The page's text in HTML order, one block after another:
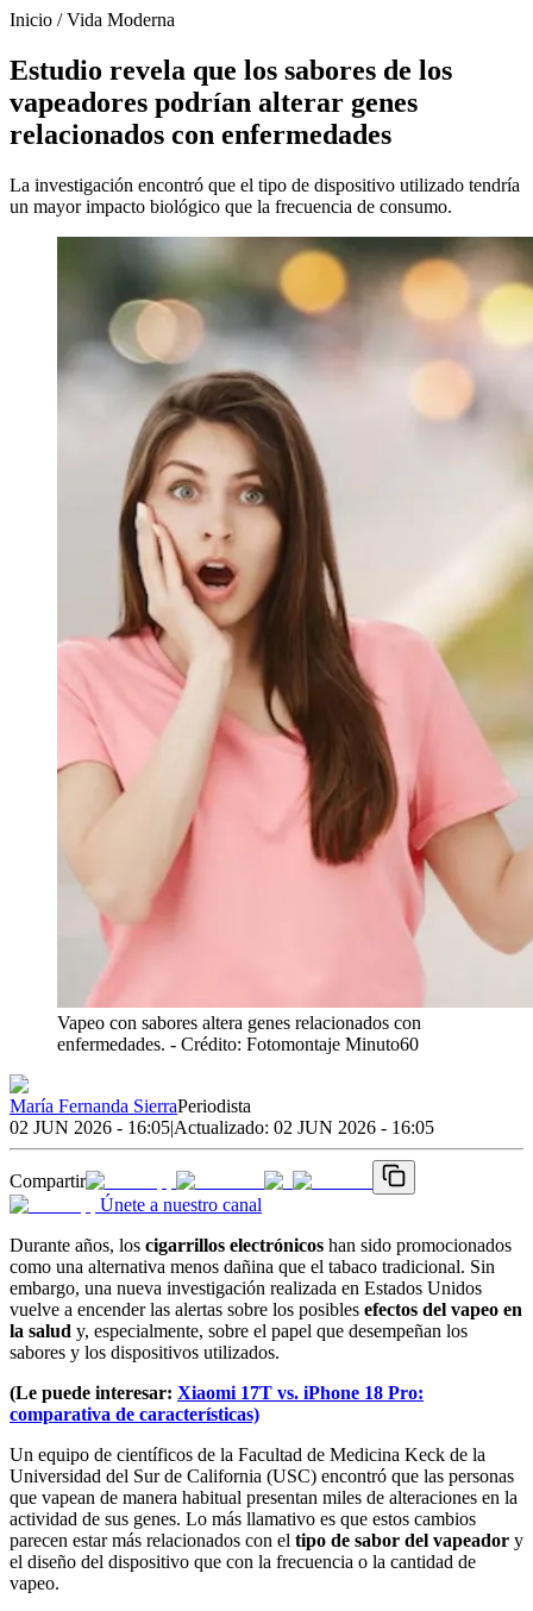
Inicio /Vida Moderna
Estudio revela que los sabores de los
vapeadores podrían alterar genes
relacionados con enfermedades
La investigación encontró que el tipo de dispositivo utilizado tendría
un mayor impacto biológico que la frecuencia de consumo.
Vapeo con sabores altera genes relacionados con
enfermedades. - Crédito: Fotomontaje Minuto60
María Fernanda SierraPeriodista
02 JUN 2026 - 16:05|Actualizado: 02 JUN 2026 - 16:05
Compartir
Únete a nuestro canal
Durante años, los cigarrillos electrónicos han sido promocionados
como una alternativa menos dañina que el tabaco tradicional. Sin
embargo, una nueva investigación realizada en Estados Unidos
vuelve a encender las alertas sobre los posibles efectos del vapeo en
la salud y, especialmente, sobre el papel que desempeñan los
sabores y los dispositivos utilizados.
(Le puede interesar: Xiaomi 17T vs. iPhone 18 Pro:
comparativa de características)
Un equipo de científicos de la Facultad de Medicina Keck de la
Universidad del Sur de California (USC) encontró que las personas
que vapean de manera habitual presentan miles de alteraciones en la
actividad de sus genes. Lo más llamativo es que estos cambios
parecen estar más relacionados con el tipo de sabor del vapeador y
el diseño del dispositivo que con la frecuencia o la cantidad de
vapeo.